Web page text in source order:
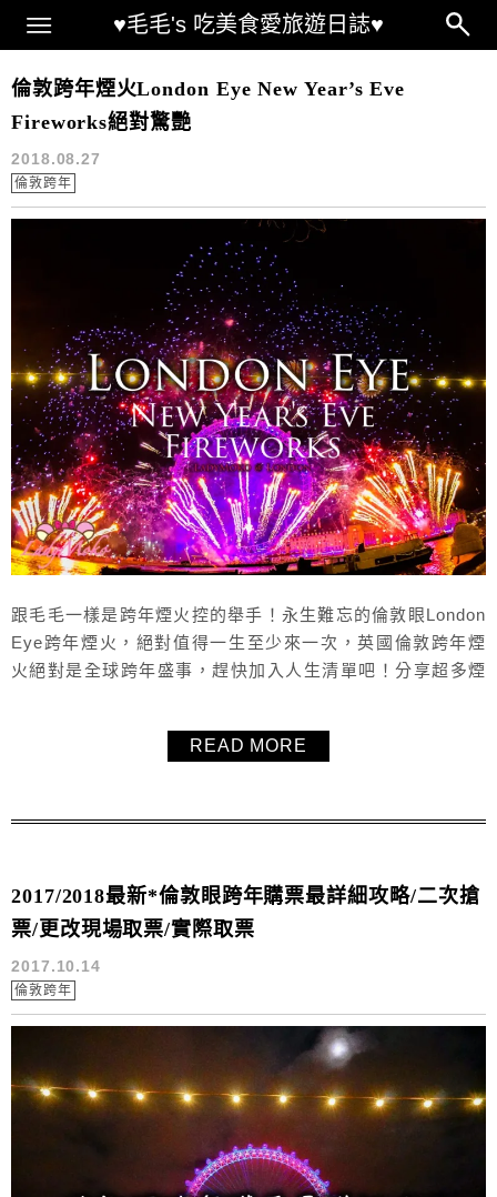
♥毛毛's 吃美食愛旅遊日誌♥
Main Menu
倫敦跨年
倫敦跨年煙火London Eye New Year’s Eve
Fireworks絕對驚艷
2018.08.27
倫敦跨年
跟毛毛一樣是跨年煙火控的舉手！永生難忘的倫敦眼London
Eye跨年煙火，絕對值得一生至少來一次，英國倫敦跨年煙
火絕對是全球跨年盛事，趕快加入人生清單吧！分享超多煙
READ MORE
2017/2018最新*倫敦眼跨年購票最詳細攻略/二次搶
票/更改現場取票/實際取票
2017.10.14
倫敦跨年